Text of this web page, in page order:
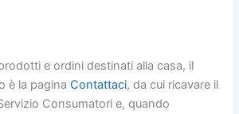
e ordini destinati alla casa, il
è la paginaContattaci, da cui ricavare il
Consumatori e, quando